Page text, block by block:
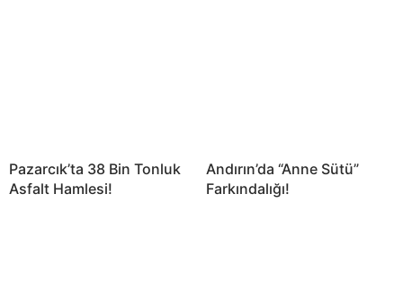
Pazarcık’ta 38 Bin Tonluk
Asfalt Hamlesi!
Andırın’da “Anne Sütü”
Farkındalığı!